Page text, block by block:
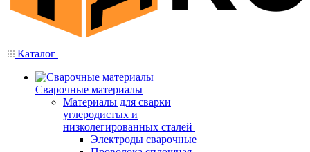
Каталог
Сварочные материалы
Материалы для сварки
углеродистых и
низколегированных сталей
Электроды сварочные